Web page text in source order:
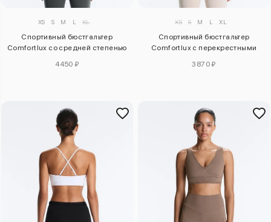
XS S M L XL
Спортивный бюстгальтер
Comfortlux со средней степенью
4450 ₽
XS S M L XL
Спортивный бюстгальтер
Comfortlux с перекрестными
3870 ₽